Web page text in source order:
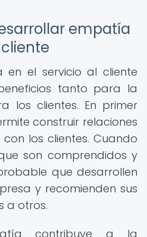
empatía
en el servicio al cliente
tanto para la
los clientes. En primer
construir relaciones
los clientes. Cuando
son comprendidos y
que desarrollen
y recomienden sus
a otros.
contribuye a la